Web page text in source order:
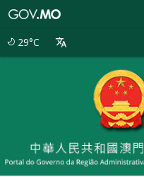
29°C